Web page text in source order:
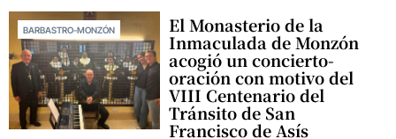
BARBASTRO-MONZÓN El Monasterio de la
Inmaculada de Monzón
acogió un concierto-
oración con motivo del
VIII Centenario del
Tránsito de San
Francisco de Asís